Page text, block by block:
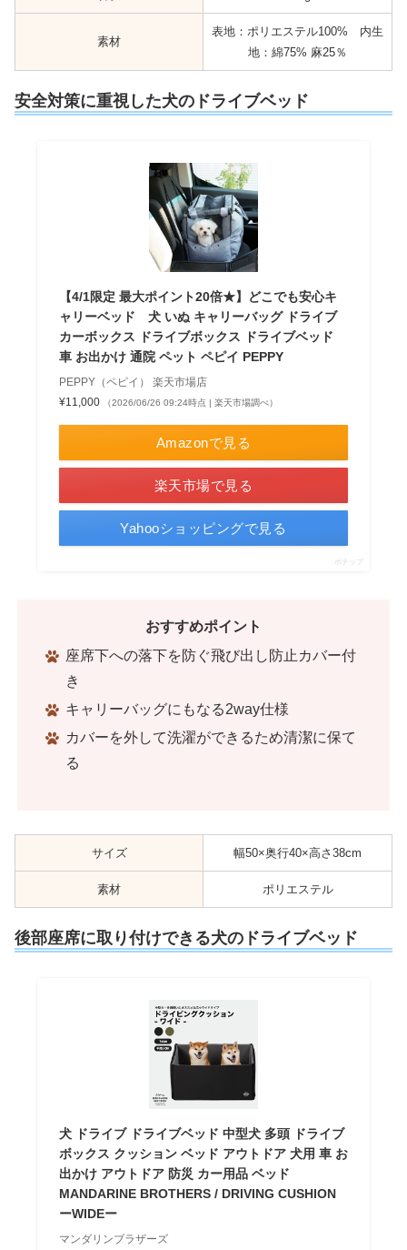
素材
表地：ポリエステル100% 内生
地：綿75% 麻25％
安全対策に重視した犬のドライブベッド
【4/1限定 最大ポイント20倍★】どこでも安心キ
ャリーベッド 犬 いぬ キャリーバッグ ドライブ
カーボックス ドライブボックス ドライブベッド
車 お出かけ 通院 ペット ペピイ PEPPY
PEPPY（ペピイ） 楽天市場店
¥11,000
（2026/06/26 09:24時点 | 楽天市場調べ）
Amazonで見る
楽天市場で見る
Yahooショッピングで見る
ポチップ
おすすめポイント
座席下への落下を防ぐ飛び出し防止カバー付
き
キャリーバッグにもなる2way仕様
カバーを外して洗濯ができるため清潔に保て
る
サイズ 幅50×奥行40×高さ38cm
素材 ポリエステル
後部座席に取り付けできる犬のドライブベッド
犬 ドライブ ドライブベッド 中型犬 多頭 ドライブ
ボックス クッション ベッド アウトドア 犬用 車 お
出かけ アウトドア 防災 カー用品 ベッド
MANDARINE BROTHERS / DRIVING CUSHION
ーWIDEー
マンダリンブラザーズ